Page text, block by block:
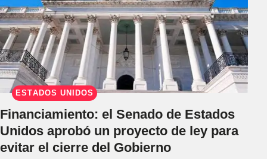
ESTADOS UNIDOS
Financiamiento: el Senado de Estados
Unidos aprobó un proyecto de ley para
evitar el cierre del Gobierno